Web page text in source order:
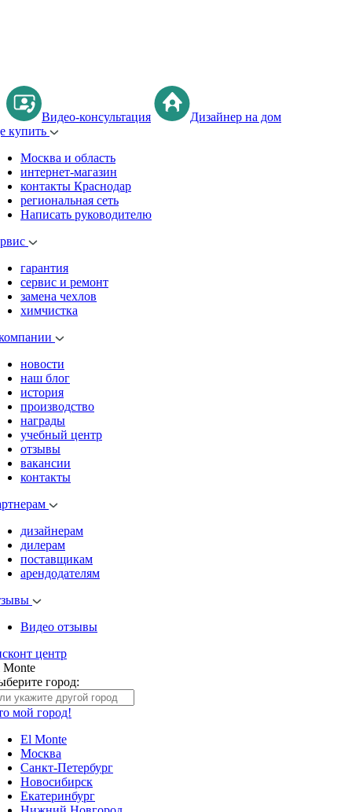
Видео-консультация
Дизайнер на дом
купить
Москва и область
интернет-магазин
контакты Краснодар
региональная сеть
Написать руководителю
гарантия
сервис и ремонт
замена чехлов
химчистка
новости
наш блог
история
производство
награды
учебный центр
отзывы
вакансии
контакты
дизайнерам
дилерам
поставщикам
арендодателям
Видео отзывы
центр
Monte
город:
мой город!
El Monte
Москва
Санкт-Петербург
Новосибирск
Екатеринбург